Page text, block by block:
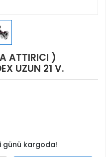
ATTIRICI )
UZUN 21 V.
günü kargoda!